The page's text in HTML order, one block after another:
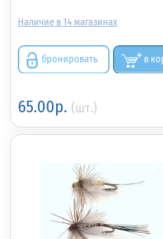
14
бронировать в
65.00р. (шт.)